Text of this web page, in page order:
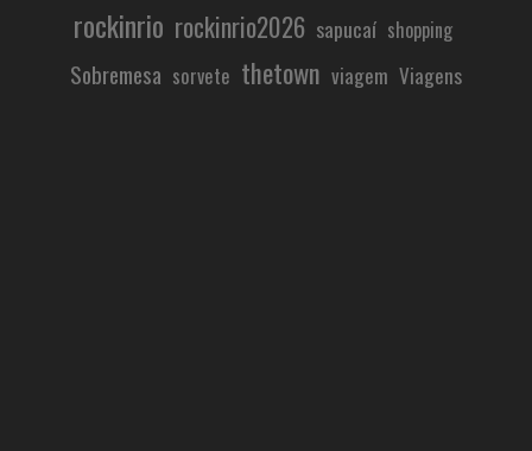
rockinrio rockinrio2026 sapucaí shopping
Sobremesa sorvete thetown viagem Viagens